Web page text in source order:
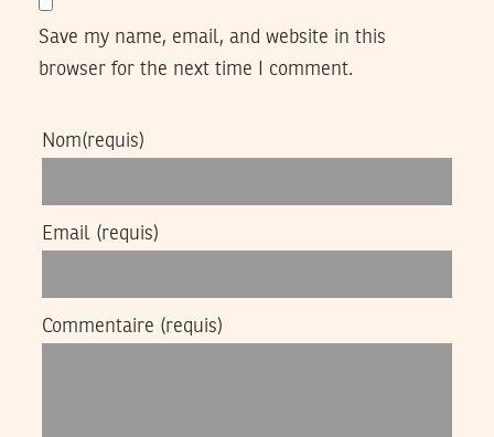
Save my name, email, and website in this
browser for the next time I comment.
Nom(requis)
Email (requis)
Commentaire (requis)